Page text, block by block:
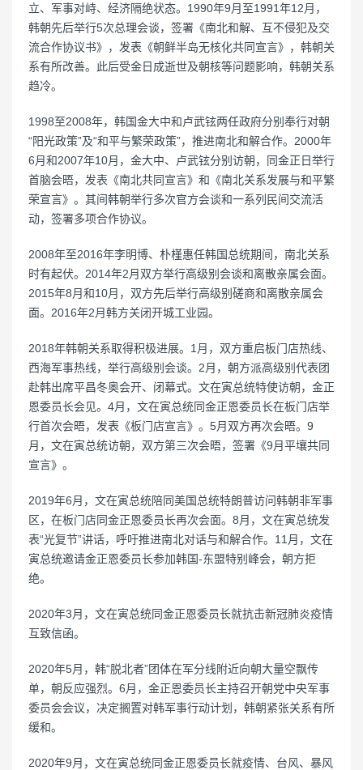
立、军事对峙、经济隔绝状态。1990年9月至1991年12月，
韩朝先后举行5次总理会谈，签署《南北和解、互不侵犯及交
流合作协议书》，发表《朝鲜半岛无核化共同宣言》，韩朝关
系有所改善。此后受金日成逝世及朝核等问题影响，韩朝关系
趋冷。
1998至2008年，韩国金大中和卢武铉两任政府分别奉行对朝
“阳光政策”及“和平与繁荣政策”，推进南北和解合作。2000年
6月和2007年10月，金大中、卢武铉分别访朝，同金正日举行
首脑会晤，发表《南北共同宣言》和《南北关系发展与和平繁
荣宣言》。其间韩朝举行多次官方会谈和一系列民间交流活
动，签署多项合作协议。
2008年至2016年李明博、朴槿惠任韩国总统期间，南北关系
时有起伏。2014年2月双方举行高级别会谈和离散亲属会面。
2015年8月和10月，双方先后举行高级别磋商和离散亲属会
面。2016年2月韩方关闭开城工业园。
2018年韩朝关系取得积极进展。1月，双方重启板门店热线、
西海军事热线，举行高级别会谈。2月，朝方派高级别代表团
赴韩出席平昌冬奥会开、闭幕式。文在寅总统特使访朝，金正
恩委员长会见。4月，文在寅总统同金正恩委员长在板门店举
行首次会晤，发表《板门店宣言》。5月双方再次会晤。9
月，文在寅总统访朝，双方第三次会晤，签署《9月平壤共同
宣言》。
2019年6月，文在寅总统陪同美国总统特朗普访问韩朝非军事
区，在板门店同金正恩委员长再次会面。8月，文在寅总统发
表“光复节”讲话，呼吁推进南北对话与和解合作。11月，文在
寅总统邀请金正恩委员长参加韩国-东盟特别峰会，朝方拒
绝。
2020年3月，文在寅总统同金正恩委员长就抗击新冠肺炎疫情
互致信函。
2020年5月，韩“脱北者”团体在军分线附近向朝大量空飘传
单，朝反应强烈。6月，金正恩委员长主持召开朝党中央军事
委员会会议，决定搁置对韩军事行动计划，韩朝紧张关系有所
缓和。
2020年9月，文在寅总统同金正恩委员长就疫情、台风、暴风